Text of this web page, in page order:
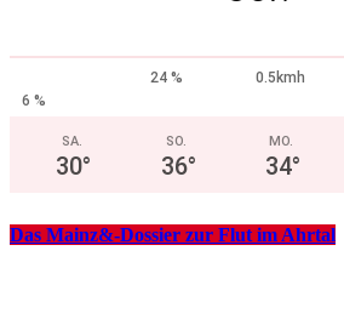
24 %
0.5kmh
6 %
SA.
30°
SO.
36°
MO.
34°
Das Mainz&-Dossier zur Flut im Ahrtal